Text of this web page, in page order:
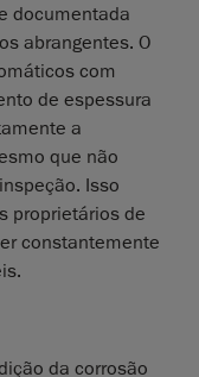
documentada
abrangentes. O
com
de espessura
a
que não
Isso
proprietários de
constantemente
da corrosão